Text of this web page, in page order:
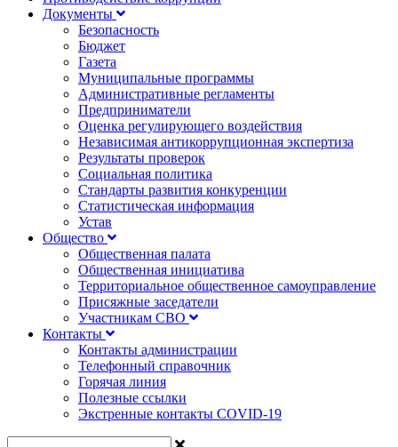
Документы
Безопасность
Бюджет
Газета
Муниципальные программы
Административные регламенты
Предприниматели
Оценка регулирующего воздействия
Независимая антикоррупционная экспертиза
Результаты проверок
Социальная политика
Стандарты развития конкуренции
Статистическая информация
Устав
Общество
Общественная палата
Общественная инициатива
Территориальное общественное самоуправление
Присяжные заседатели
Участникам СВО
Контакты
Контакты администрации
Телефонный справочник
Горячая линия
Полезные ссылки
Экстренные контакты COVID-19